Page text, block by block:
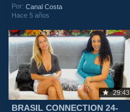
Por:Canal Costa
Hace 5 años
29:43
BRASIL CONNECTION 24-